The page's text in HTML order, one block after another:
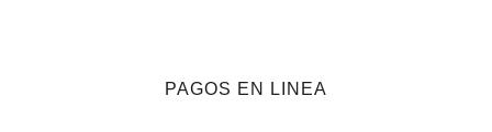
PAGOS EN LINEA